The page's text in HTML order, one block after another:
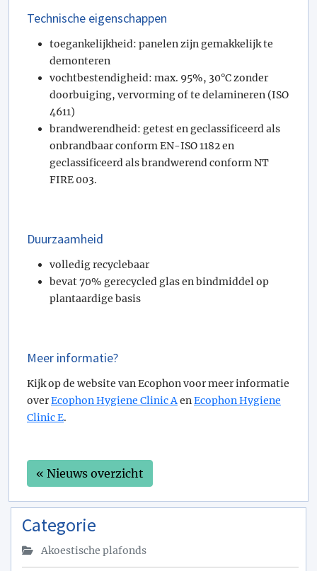
Technische eigenschappen
toegankelijkheid: panelen zijn gemakkelijk te
demonteren
vochtbestendigheid: max. 95%, 30°C zonder
doorbuiging, vervorming of te delamineren (ISO
4611)
brandwerendheid: getest en geclassificeerd als
onbrandbaar conform EN-ISO 1182 en
geclassificeerd als brandwerend conform NT
FIRE 003.
Duurzaamheid
volledig recyclebaar
bevat 70% gerecycled glas en bindmiddel op
plantaardige basis
Meer informatie?
Kijk op de website van Ecophon voor meer informatie
overEcophon Hygiene Clinic AenEcophon Hygiene
Clinic E.
« Nieuws overzicht
Categorie
Akoestische plafonds